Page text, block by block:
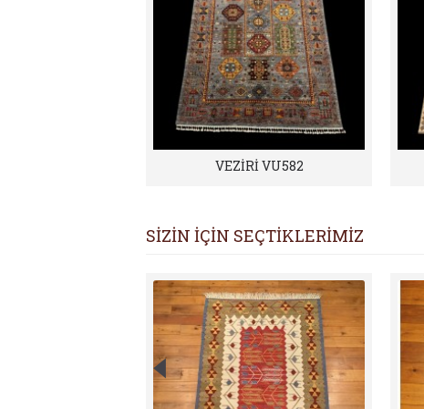
VEZİRİ VU582
SİZİN İÇİN SEÇTİKLERİMİZ